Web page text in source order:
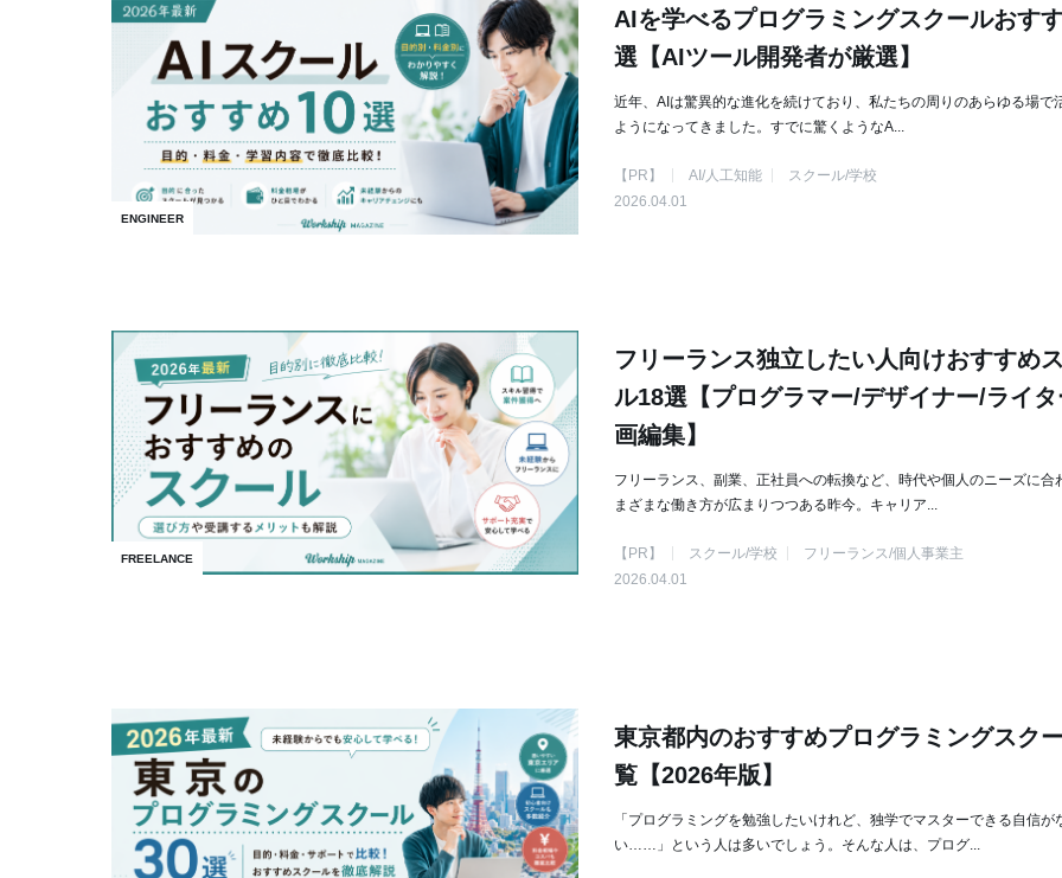
ENGINEER
AIを学べるプログラミングスクールおす
選【AIツール開発者が厳選】
近年、AIは驚異的な進化を続けており、私たちの周りのあらゆる場で
ようになってきました。すでに驚くようなA...
【PR】 AI/人工知能
スクール/学校
2026.04.01
FREELANCE
フリーランス独立したい人向けおすすめ
ル18選【プログラマー/デザイナー/ライ
画編集】
フリーランス、副業、正社員への転換など、時代や個人のニーズに合
まざまな働き方が広まりつつある昨今。キャリア...
【PR】 スクール/学校
フリーランス/個人事業主
2026.04.01
東京都内のおすすめプログラミングスク
覧【2026年版】
「プログラミングを勉強したいけれど、独学でマスターできる自信が
い……」という人は多いでしょう。そんな人は、プログ...